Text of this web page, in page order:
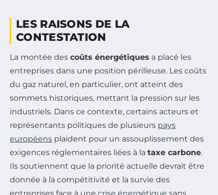
LES RAISONS DE LA
CONTESTATION
La montée des coûts énergétiques a placé les
entreprises dans une position périlleuse. Les coûts
du gaz naturel, en particulier, ont atteint des
sommets historiques, mettant la pression sur les
industriels. Dans ce contexte, certains acteurs et
représentants politiques de plusieurs pays
européens plaident pour un assouplissement des
exigences réglementaires liées à la taxe carbone.
Ils soutiennent que la priorité actuelle devrait être
donnée à la compétitivité et la survie des